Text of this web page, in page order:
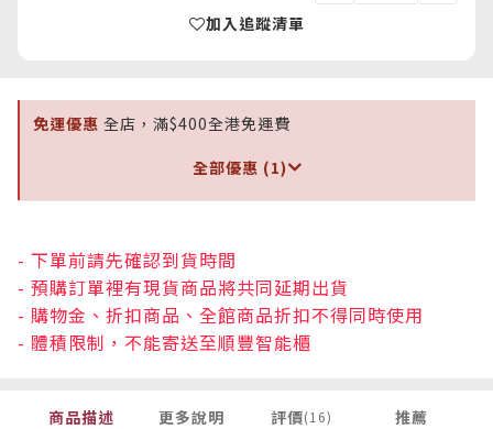
加入追蹤清單
免運優惠 全店，滿$400全港免運費
全部優惠 (1)
- 下單前請先確認到貨時間
- 預購訂單裡有現貨商品將共同延期出貨
- 購物金、折扣商品、全館商品折扣不得同時使用
- 體積限制，不能寄送至順豐智能櫃
商品描述 更多說明 評價(16) 推薦